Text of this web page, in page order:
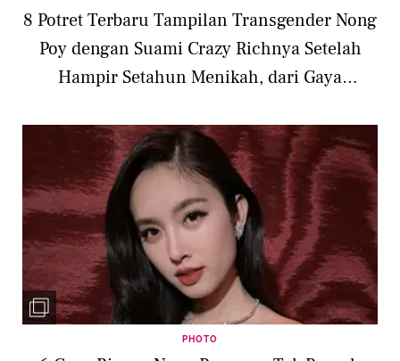
8 Potret Terbaru Tampilan Transgender Nong
Poy dengan Suami Crazy Richnya Setelah
Hampir Setahun Menikah, dari Gaya
PHOTO